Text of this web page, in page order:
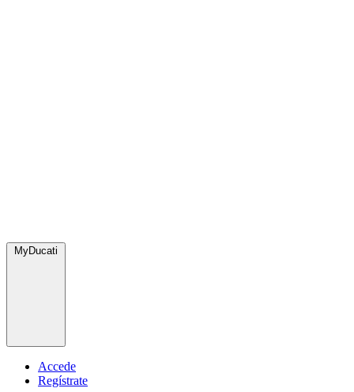
MyDucati
Accede
Regístrate